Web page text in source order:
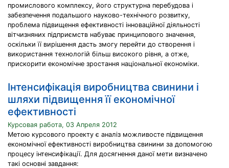
промислового комплексу, його структурна перебудова і
забезпечення подальшого науково-технічного розвитку,
проблема підвищення ефективності інноваційної діяльності
вітчизняних підприємств набуває принципового значення,
оскільки її вирішення дасть змогу перейти до створення і
використання технологій більш високого рівня, а отже,
прискорити економічне зростання національної економіки.
Інтенсифікація виробництва свинини і
шляхи підвищення її економічної
ефективності
Курсовая работа, 03 Апреля 2012
Метою курсового проекту є аналіз можливосте підвищення
економічної ефективності виробництва свинини за допомогою
процесу інтенсифікації. Для досягнення даної мети визначено
такі основні завдання: